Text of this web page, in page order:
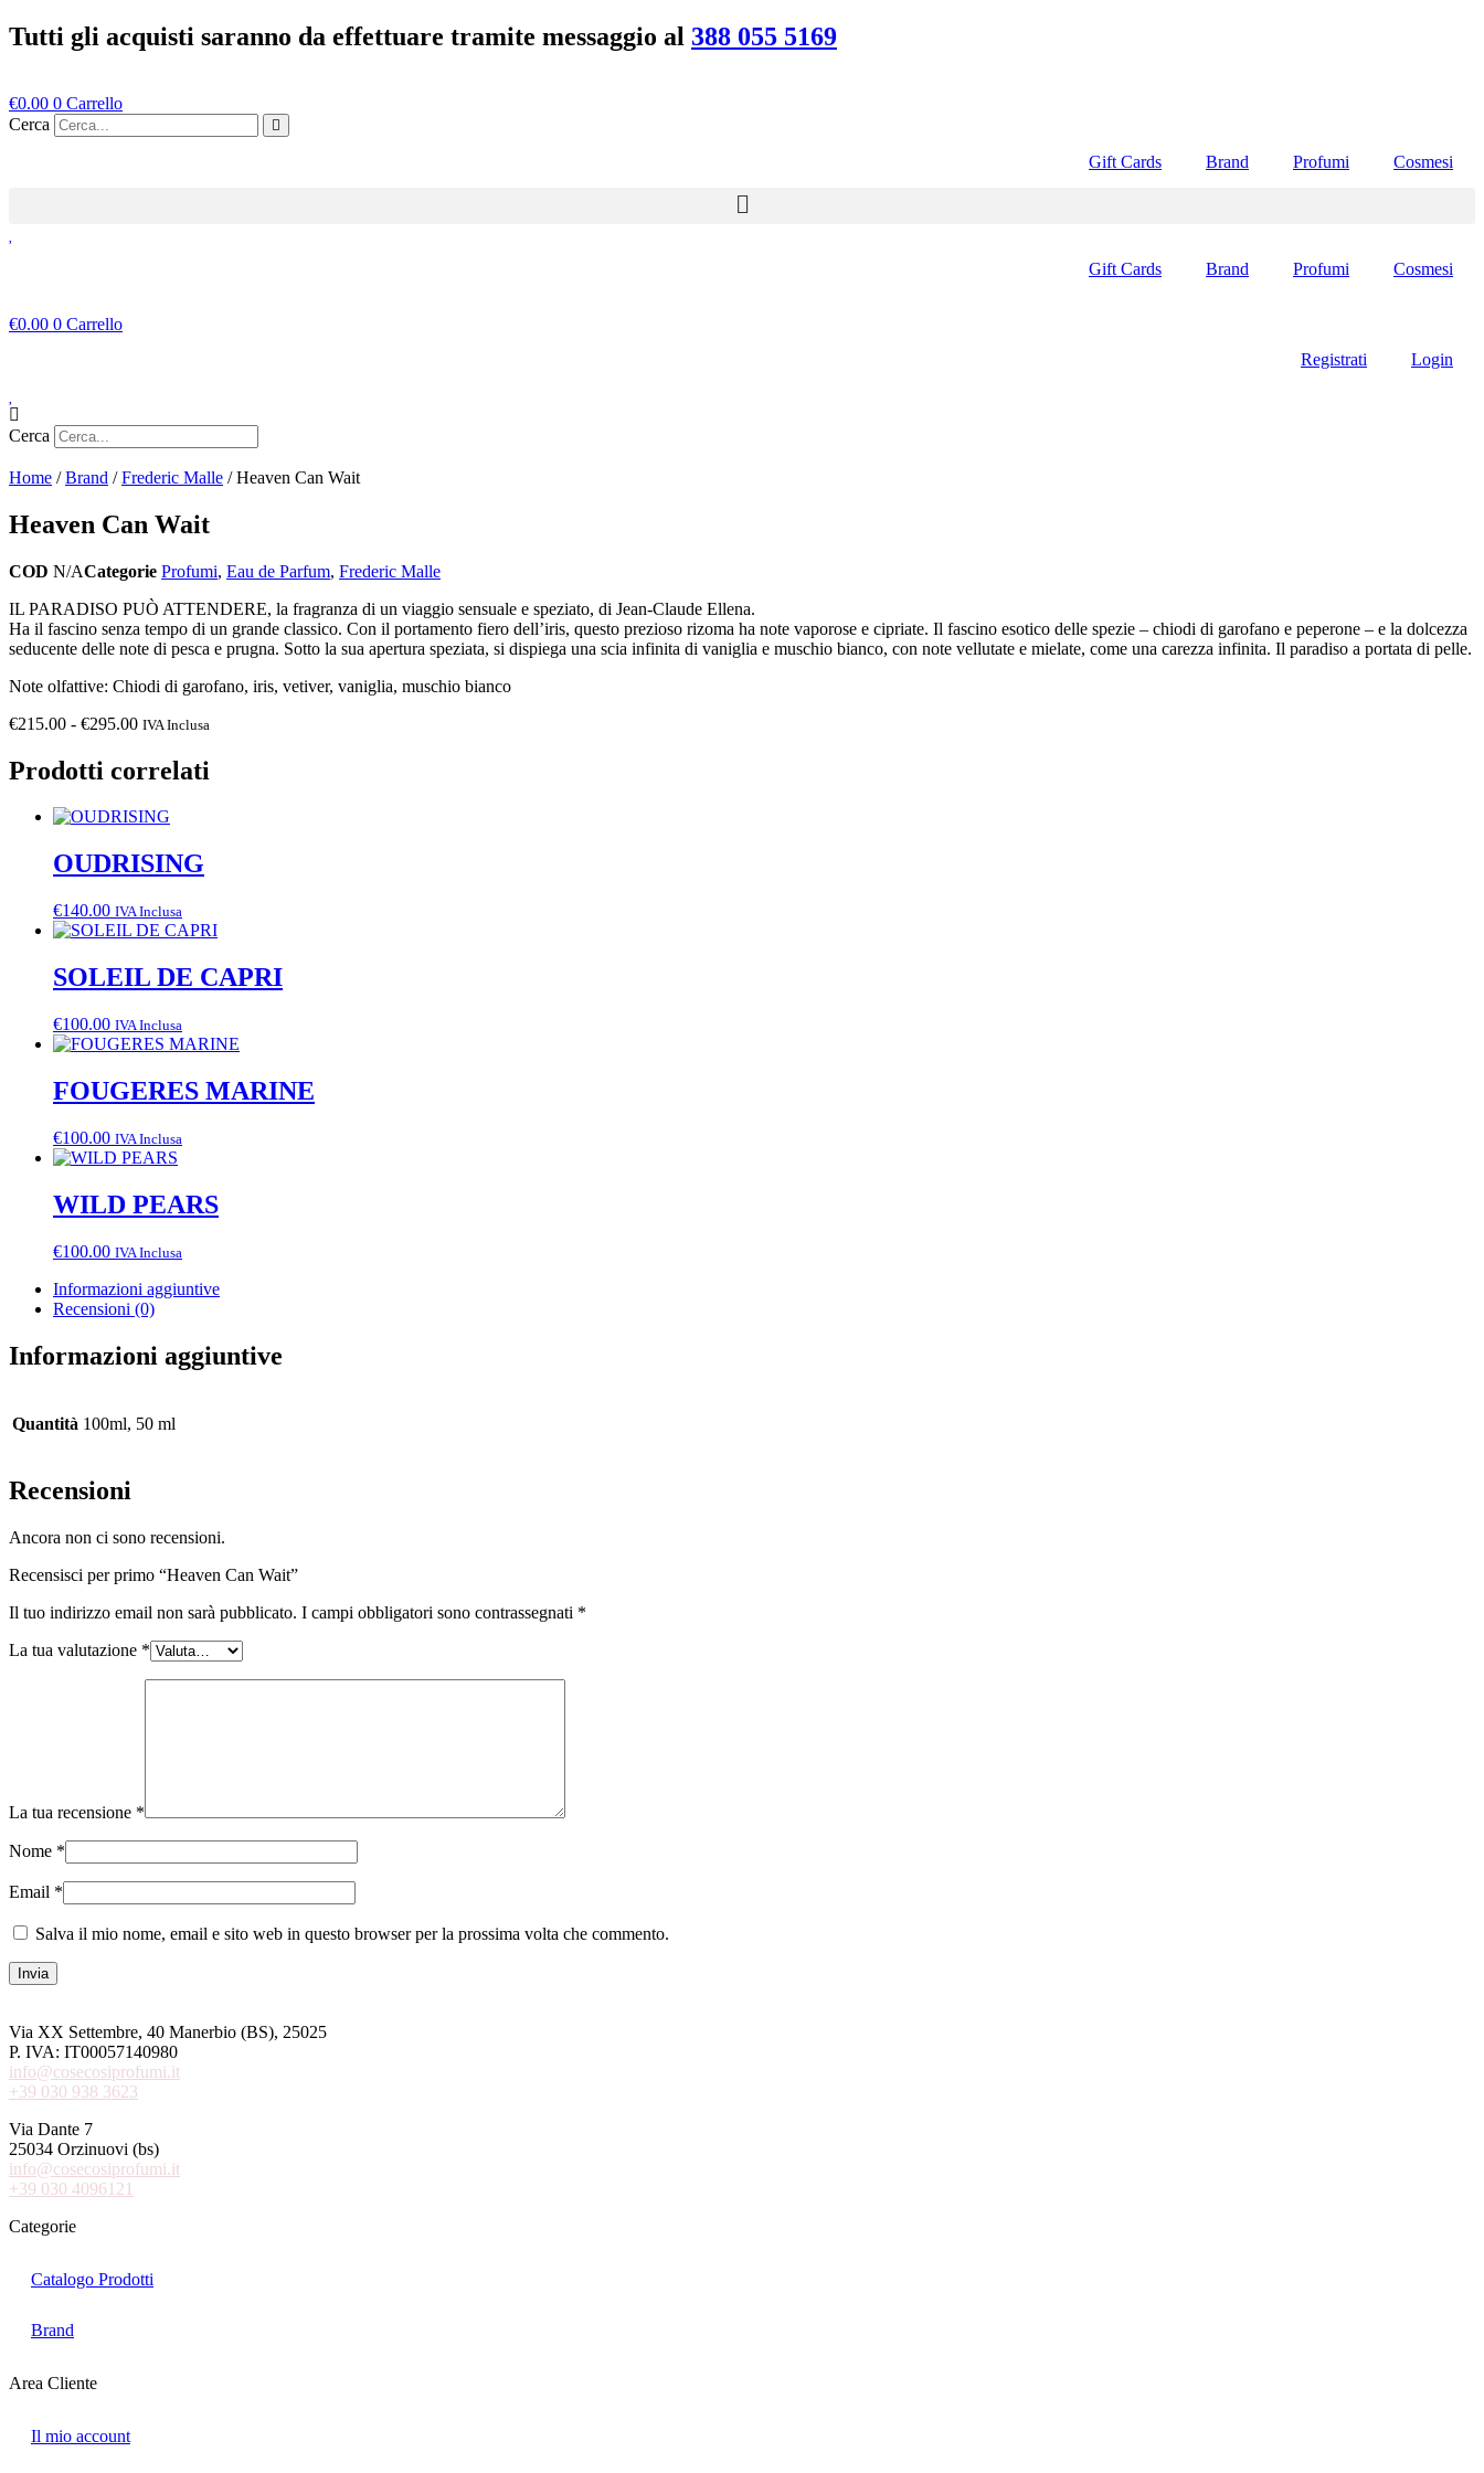
Vai
al
Tutti gli acquisti saranno da effettuare tramite messaggio al 388 055 5169
€0.00 0 Carrello
Cerca
Gift Cards
Brand Profumi Cosmesi
Gift Cards Brand Profumi Cosmesi
€0.00 0 Carrello
Registrati
Login
Cerca
Home /Brand /Frederic Malle / Heaven Can Wait
Heaven Can Wait
COD N/ACategorie Profumi, Eau de Parfum, Frederic Malle
IL PARADISO PUÒ ATTENDERE, la fragranza di un viaggio sensuale e speziato, di Jean-Claude Ellena.
Ha il fascino senza tempo di un grande classico. Con il portamento fiero dell’iris, questo prezioso rizoma ha note vaporose e cipriate. Il fascino esotico delle spezie – chiodi di garofano e peperone – e la dolcezza
seducente delle note di pesca e prugna. Sotto la sua apertura speziata, si dispiega una scia infinita di vaniglia e muschio bianco, con note vellutate e mielate, come una carezza infinita. Il paradiso a portata di pelle.
Note olfattive: Chiodi di garofano, iris, vetiver, vaniglia, muschio bianco
€215.00 - €295.00Fascia
prezzo:
da
a
IVA Inclusa
Prodotti correlati
OUDRISING
€140.00 IVA Inclusa
SOLEIL DE CAPRI
€100.00 IVA Inclusa
FOUGERES MARINE
€100.00 IVA Inclusa
WILD PEARS
€100.00 IVA Inclusa
Informazioni aggiuntive
Recensioni (0)
Informazioni aggiuntive
Quantità 100ml, 50 ml
Recensioni
Ancora non ci sono recensioni.
Recensisci per primo “Heaven Can Wait”
Il tuo indirizzo email non sarà pubblicato. I campi obbligatori sono contrassegnati *
La tua valutazione *
La tua recensione *
Nome *
Email *
Salva il mio nome, email e sito web in questo browser per la prossima volta che commento.
Via XX Settembre, 40 Manerbio (BS), 25025
P. IVA: IT00057140980
info@cosecosiprofumi.it
+39 030 938 3623
Via Dante 7
25034 Orzinuovi (bs)
info@cosecosiprofumi.it
+39 030 4096121
Categorie
Catalogo Prodotti
Brand
Area Cliente
Il mio account